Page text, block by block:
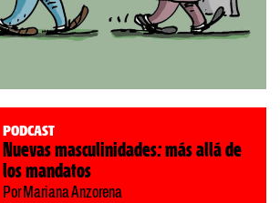
Podcast
Nuevas masculinidades: más allá de
los mandatos
Por Mariana Anzorena